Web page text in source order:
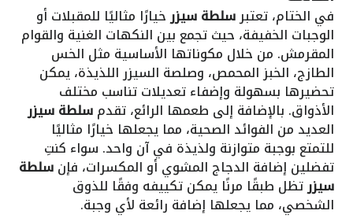
في الختام، تعتبرسلطة سيزرخيارًا مثاليًا للمقبلات أو
الوجبات الخفيفة، حيث تجمع بين النكهات الغنية والقوام
المقرمش. من خلال مكوناتها الأساسية مثل الخس
الطازج، الخبز المحمص، وصلصة السيزر اللذيذة، يمكن
تحضيرها بسهولة وإضفاء تعديلات تناسب مختلف
الأذواق. بالإضافة إلى طعمها الرائع، تقدمسلطة سيزر
العديد من الفوائد الصحية، مما يجعلها خيارًا مثاليًا
للتمتع بوجبة متوازنة ولذيذة في آن واحد. سواء كنتِ
تفضلين إضافة الدجاج المشوي أو المكسرات، فإنسلطة
سيزرتظل طبقًا مرنًا يمكن تكييفه وفقًا للذوق
الشخصي، مما يجعلها إضافة رائعة لأي وجبة.